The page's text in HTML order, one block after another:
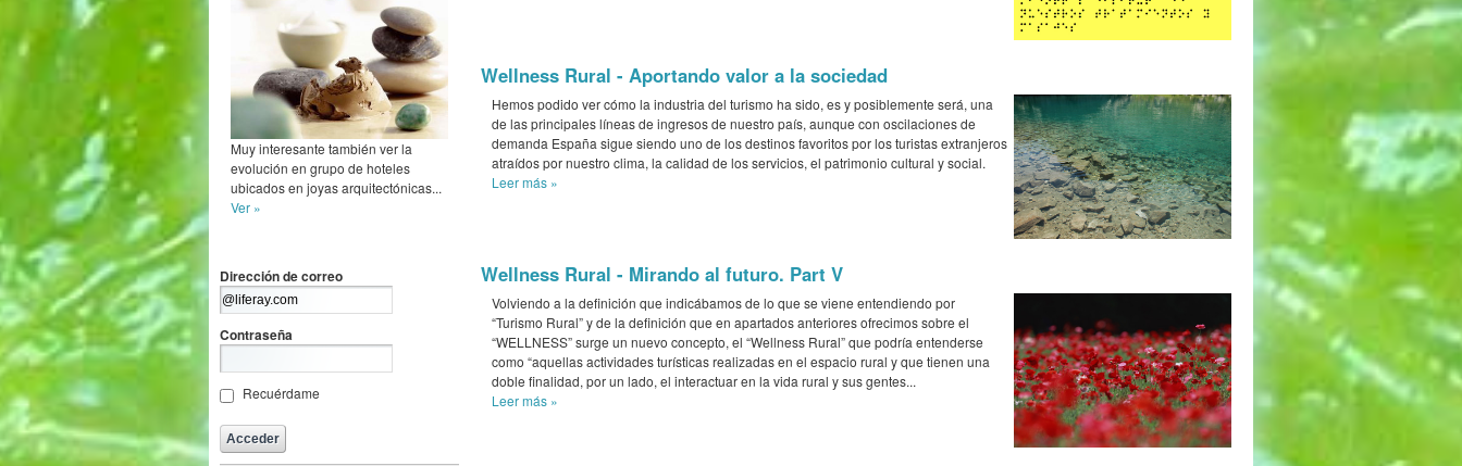
Muy interesante también ver la
evolución en grupo de hoteles
ubicados en joyas arquitectónicas...
Ver »
Dirección de correo
Contraseña
Recuérdame
Wellness Rural - Aportando valor a la sociedad
Hemos podido ver cómo la industria del turismo ha sido, es y posiblemente será, una
de las principales líneas de ingresos de nuestro país, aunque con oscilaciones de
demanda España sigue siendo uno de los destinos favoritos por los turistas extranjeros
atraídos por nuestro clima, la calidad de los servicios, el patrimonio cultural y social.
Leer más »
Wellness Rural - Mirando al futuro. Part V
Volviendo a la definición que indicábamos de lo que se viene entendiendo por
“Turismo Rural” y de la definición que en apartados anteriores ofrecimos sobre el
“WELLNESS” surge un nuevo concepto, el “Wellness Rural” que podría entenderse
como “aquellas actividades turísticas realizadas en el espacio rural y que tienen una
doble finalidad, por un lado, el interactuar en la vida rural y sus gentes...
Leer más »